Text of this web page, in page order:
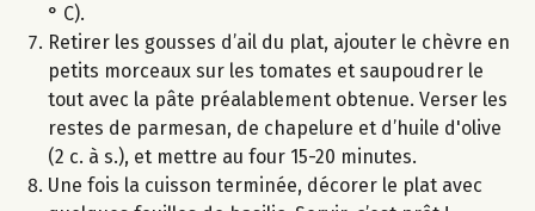
° C).
Retirer les gousses d’ail du plat, ajouter le chèvre en
petits morceaux sur les tomates et saupoudrer le
tout avec la pâte préalablement obtenue. Verser les
restes de parmesan, de chapelure et d’huile d'olive
(2 c. à s.), et mettre au four 15-20 minutes.
Une fois la cuisson terminée, décorer le plat avec